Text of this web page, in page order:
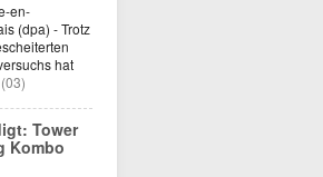
en-
(dpa) - Trotz
hat
(03)
Tower
Kombo